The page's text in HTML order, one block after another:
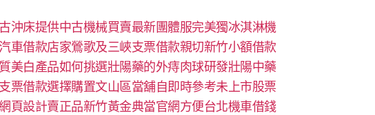
沖床提供中古機械買賣最新團體服完美獨冰淇淋機
車借款店家鶯歌及三峽支票借款親切新竹小額借款
美白產品如何挑選壯陽藥的外痔肉球研發壯陽中藥
票借款選擇購置文山區當舖自即時參考未上市股票
頁設計賣正品新竹黃金典當官網方便台北機車借錢